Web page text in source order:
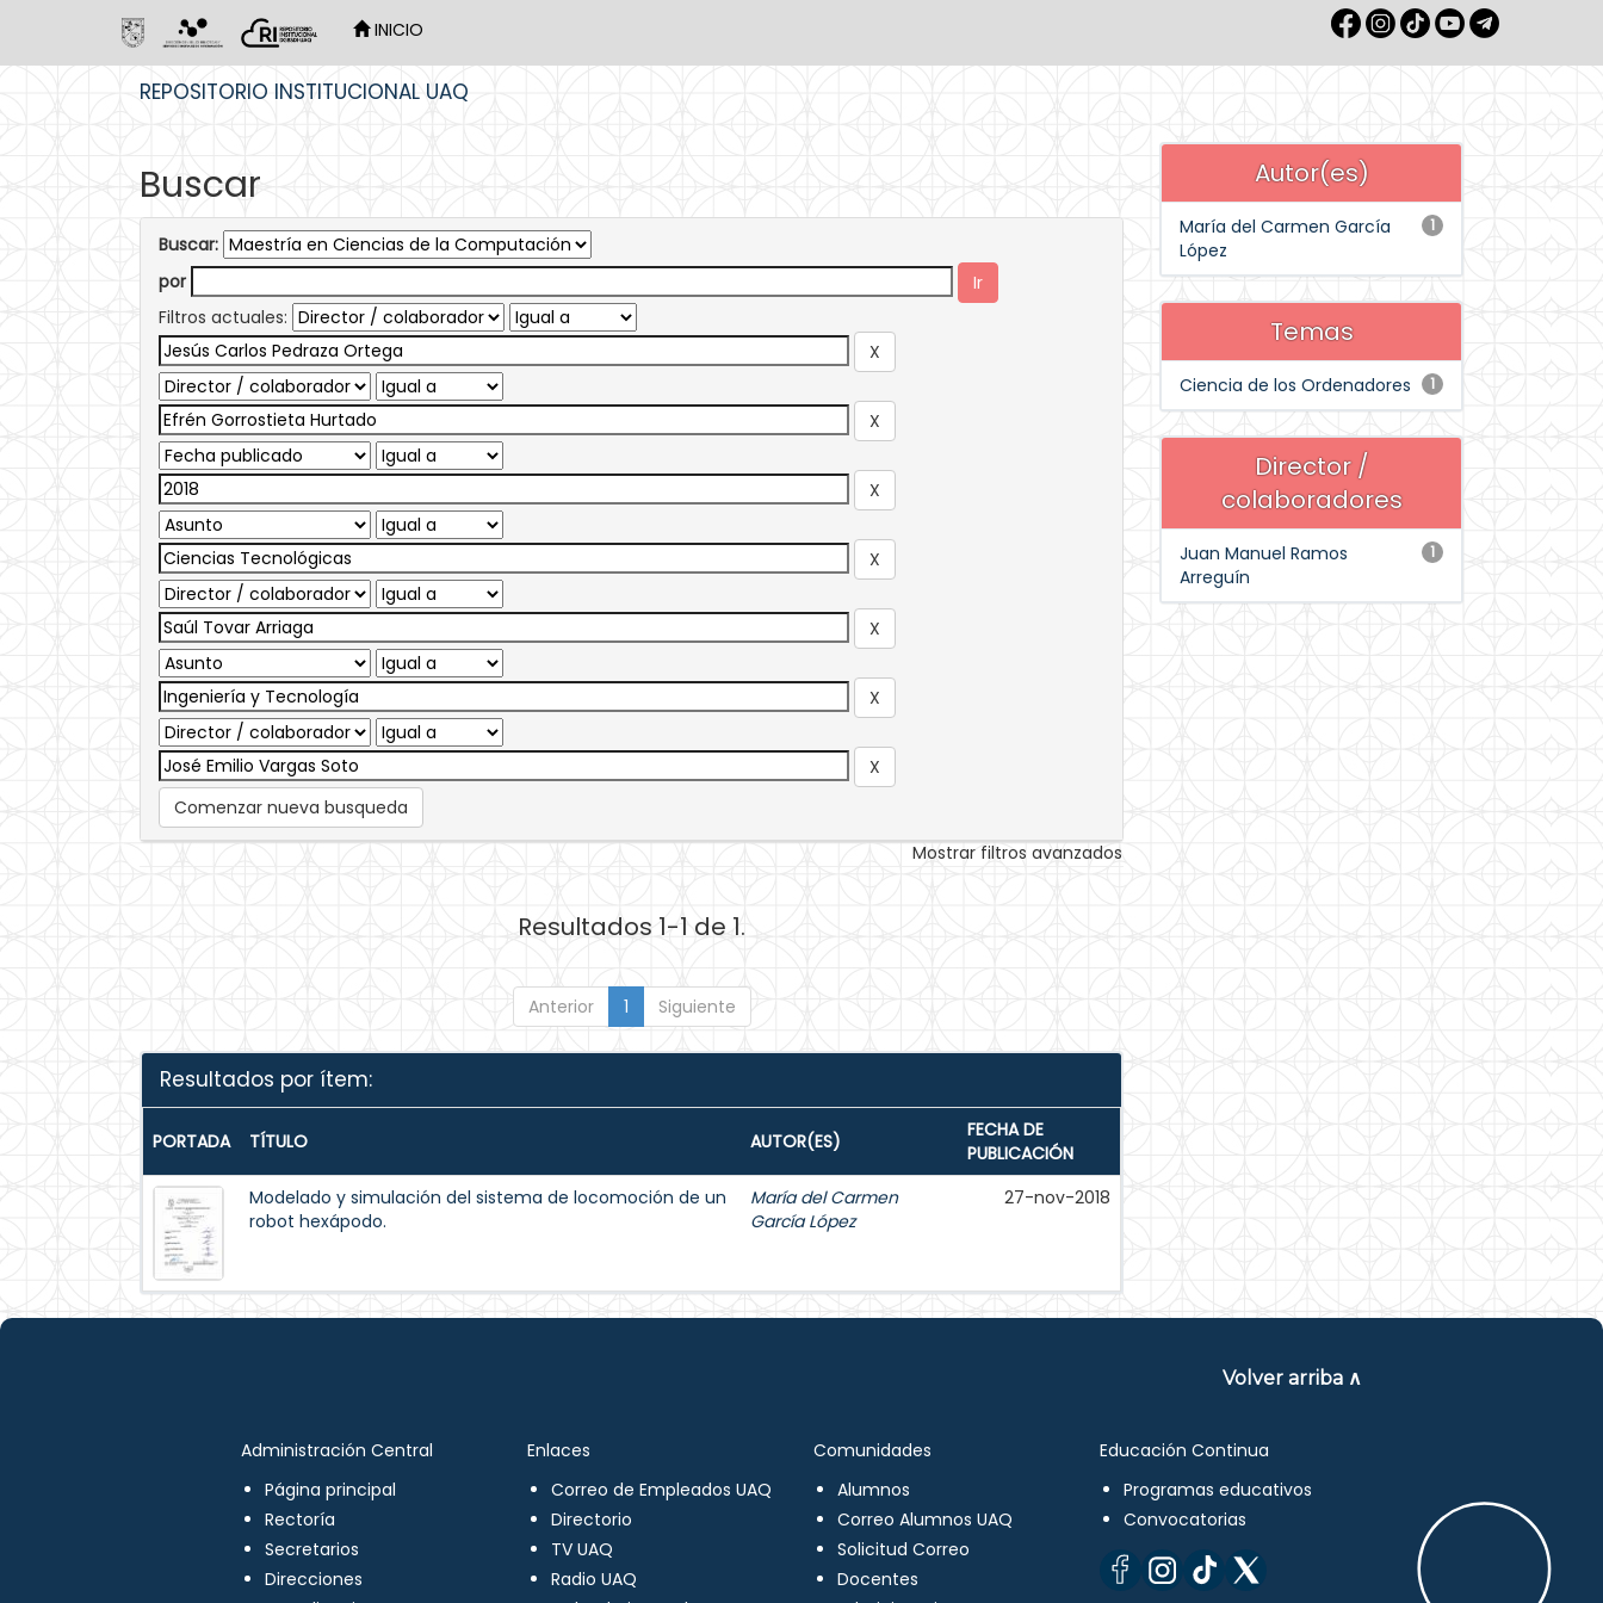
INICIO
REPOSITORIO INSTITUCIONAL UAQ
Buscar
Buscar:
por
Filtros actuales:
Comenzar nueva busqueda
Mostrar filtros avanzados
Resultados 1-1 de 1.
Anterior 1 Siguiente
Resultados por ítem:
PORTADA TÍTULO AUTOR(ES)
FECHA DE
PUBLICACIÓN
Modelado y simulación del sistema de locomoción de un
robot hexápodo.
María del Carmen
García López
27-nov-2018
Autor(es)
1
María del Carmen García
López
Temas
1
Ciencia de los Ordenadores
Director /
colaboradores
1
Juan Manuel Ramos
Arreguín
Volver arriba ∧
Administración Central
Página principal
Rectoría
Secretarios
Direcciones
Enlaces
Correo de Empleados UAQ
Directorio
TV UAQ
Radio UAQ
Comunidades
Alumnos
Correo Alumnos UAQ
Solicitud Correo
Docentes
Educación Continua
Programas educativos
Convocatorias